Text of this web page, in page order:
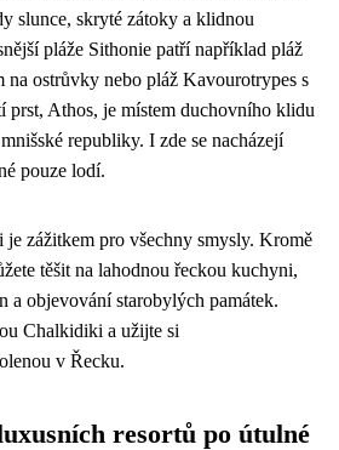
slunce, skryté zátoky a klidnou
pláže Sithonie patří například pláž
na ostrůvky nebo pláž Kavourotrypes s
prst, Athos, je místem duchovního klidu
republiky. I zde se nacházejí
pouze lodí.
zážitkem pro všechny smysly. Kromě
těšit na lahodnou řeckou kuchyni,
a objevování starobylých památek.
Chalkidiki a užijte si
v Řecku.
resortů po útulné